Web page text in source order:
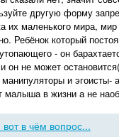
другую форму
их маленького мира, мир
Ребёнок который
- он
он не может
и эгоисты-
малыша в жизни а не
в чём вопрос...